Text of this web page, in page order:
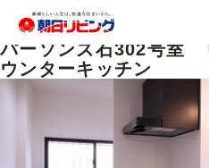
Previous Image
Next Image
パーソンズ石302号室
ウンターキッチン